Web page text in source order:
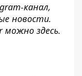
канал,
новости.
можно здесь.